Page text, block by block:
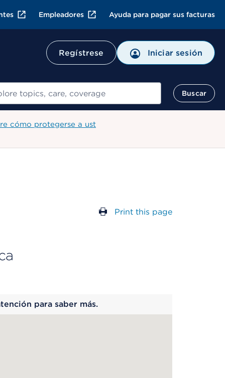
Empleadores Ayuda para pagar sus facturas
Regístrese Iniciar sesión
Buscar
cómo protegerse a ust
Print this page
para saber más.